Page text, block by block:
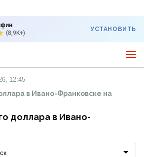
(8,9K+)
УСТАНОВИТЬ
12:45
в Ивано-Франковске на
доллара в Ивано-